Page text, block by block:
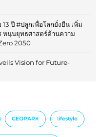
ปี #ปลูกเพื่อโลกยั่งยืน เพิ่ม
หนุนยุทธศาสตร์ด้านความ
2050
Vision for Future-
GEOPARK lifestyle